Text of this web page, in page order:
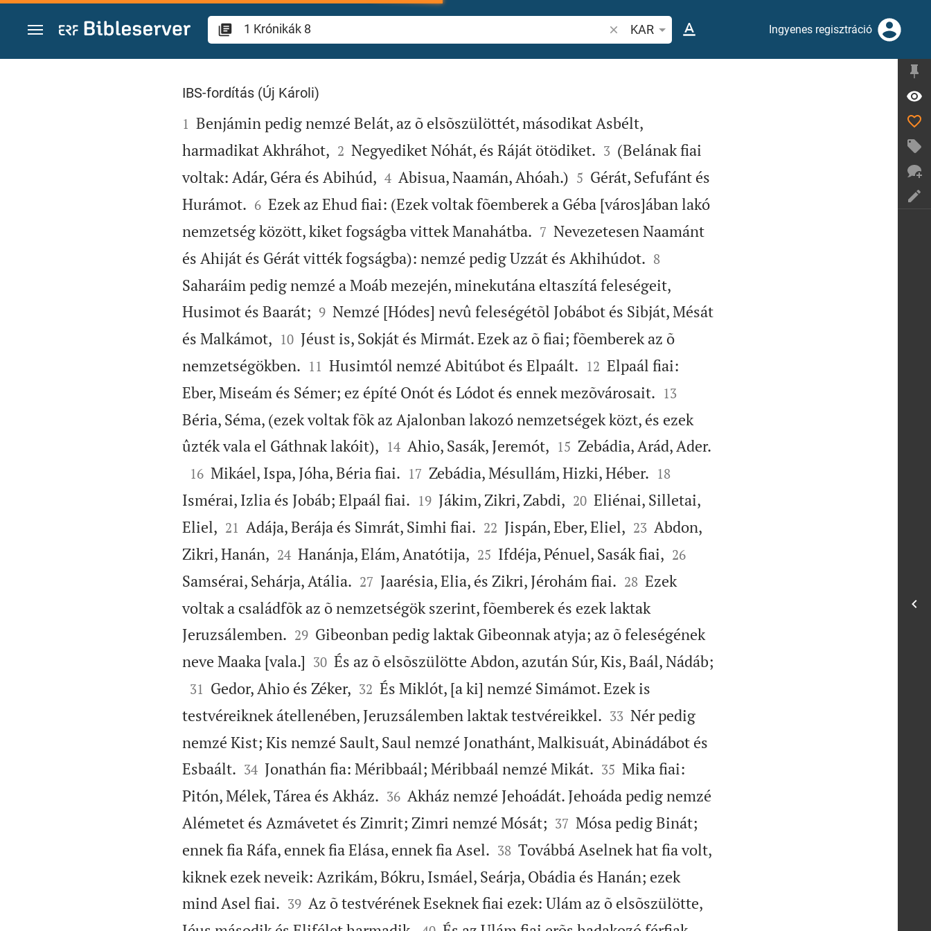
Ugrás a tartalomra
Igevers vagy szó keresése
KAR Ingyenes regisztráció
1 Krónikák 8
IBS-fordítás (Új Károli)

1 Benjámin pedig nemzé Belát, az õ elsõszülöttét, másodikat Asbélt,
harmadikat Akhráhot,
2 Negyediket Nóhát, és Ráját ötödiket.

3 (Belának fiai
voltak: Adár, Géra és Abihúd,

4 Abisua, Naamán, Ahóah.)

5 Gérát, Sefufánt és
Hurámot.
6 Ezek az Ehud fiai: (Ezek voltak fõemberek a Géba [város]ában lakó
nemzetség között, kiket fogságba vittek Manahátba.
7 Nevezetesen Naamánt
és Ahiját és Gérát vitték fogságba): nemzé pedig Uzzát és Akhihúdot.

8
Saharáim pedig nemzé a Moáb mezején, minekutána eltaszítá feleségeit,
Husimot és Baarát;
9 Nemzé [Hódes] nevû feleségétõl Jobábot és Sibját, Mésát
és Malkámot,
10 Jéust is, Sokját és Mirmát. Ezek az õ fiai; fõemberek az õ
nemzetségökben.
11 Husimtól nemzé Abitúbot és Elpaált.
12 Elpaál fiai:
Eber, Miseám és Sémer; ez építé Onót és Lódot és ennek mezõvárosait.
13
Béria, Séma, (ezek voltak fõk az Ajalonban lakozó nemzetségek közt, és ezek
ûzték vala el Gáthnak lakóit),
14 Ahio, Sasák, Jeremót,
15 Zebádia, Arád, Ader.

16 Mikáel, Ispa, Jóha, Béria fiai.
17 Zebádia, Mésullám, Hizki, Héber.
18
Ismérai, Izlia és Jobáb; Elpaál fiai.
19 Jákim, Zikri, Zabdi,
20 Eliénai, Silletai,
Eliel,
21 Adája, Berája és Simrát, Simhi fiai.
22 Jispán, Eber, Eliel,
23 Abdon,
Zikri, Hanán,
24 Hanánja, Elám, Anatótija,
25 Ifdéja, Pénuel, Sasák fiai,
26
Samsérai, Sehárja, Atália.
27 Jaarésia, Elia, és Zikri, Jérohám fiai.
28 Ezek
voltak a családfõk az õ nemzetségök szerint, fõemberek és ezek laktak
Jeruzsálemben.
29 Gibeonban pedig laktak Gibeonnak atyja; az õ feleségének
neve Maaka [vala.] 

30 És az õ elsõszülötte Abdon, azután Súr, Kis, Baál, Nádáb;

31 Gedor, Ahio és Zéker,
32 És Miklót, [a ki] nemzé Simámot. Ezek is
testvéreiknek átellenében, Jeruzsálemben laktak testvéreikkel.
33 Nér pedig
nemzé Kist; Kis nemzé Sault, Saul nemzé Jonathánt, Malkisuát, Abinádábot és
Esbaált.
34 Jonathán fia: Méribbaál; Méribbaál nemzé Mikát.
35 Mika fiai:
Pitón, Mélek, Tárea és Akház.
36 Akház nemzé Jehoádát. Jehoáda pedig nemzé
Alémetet és Azmávetet és Zimrit; Zimri nemzé Mósát;
37 Mósa pedig Binát;
ennek fia Ráfa, ennek fia Elása, ennek fia Asel.
38 Továbbá Aselnek hat fia volt,
kiknek ezek neveik: Azrikám, Bókru, Ismáel, Seárja, Obádia és Hanán; ezek
mind Asel fiai.
39 Az õ testvérének Eseknek fiai ezek: Ulám az õ elsõszülötte,